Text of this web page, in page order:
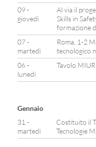
09 -
giovedì
Al via il
Skills in
formazione
07 -
martedì
Roma, 1-2
tecnologico
06 -
lunedì
Tavolo
Gennaio
31 -
martedì
Costituito il
Tecnologie